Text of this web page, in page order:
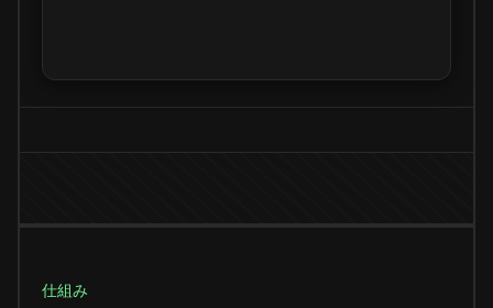
仕組み